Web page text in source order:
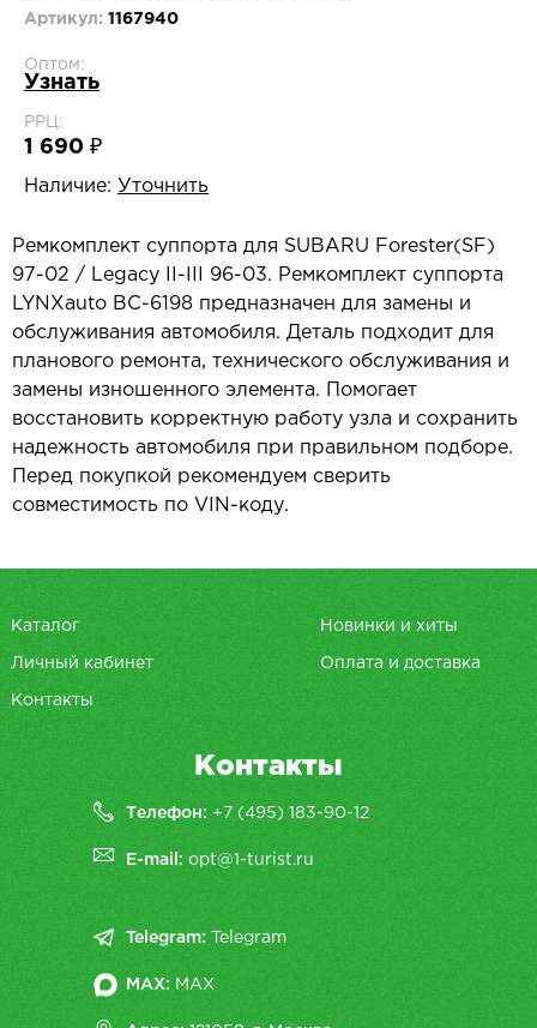
Артикул: 1167940
Оптом:
Узнать
РРЦ:
1 690 ₽
Наличие: Уточнить
Ремкомплект суппорта для SUBARU Forester(SF)
97-02 / Legacy II-III 96-03. Ремкомплект суппорта
LYNXauto BC-6198 предназначен для замены и
обслуживания автомобиля. Деталь подходит для
планового ремонта, технического обслуживания и
замены изношенного элемента. Помогает
восстановить корректную работу узла и сохранить
надежность автомобиля при правильном подборе.
Перед покупкой рекомендуем сверить
совместимость по VIN-коду.
Каталог Новинки и хиты
Личный кабинет Оплата и доставка
Контакты
Контакты
Телефон: +7 (495) 183-90-12
E-mail:opt@1-turist.ru
Telegram: Telegram
MAX: MAX